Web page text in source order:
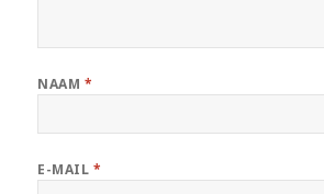
NAAM *
E-MAIL *